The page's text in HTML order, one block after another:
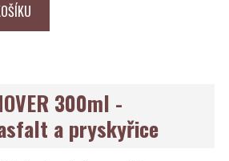
300ml -
a pryskyřice